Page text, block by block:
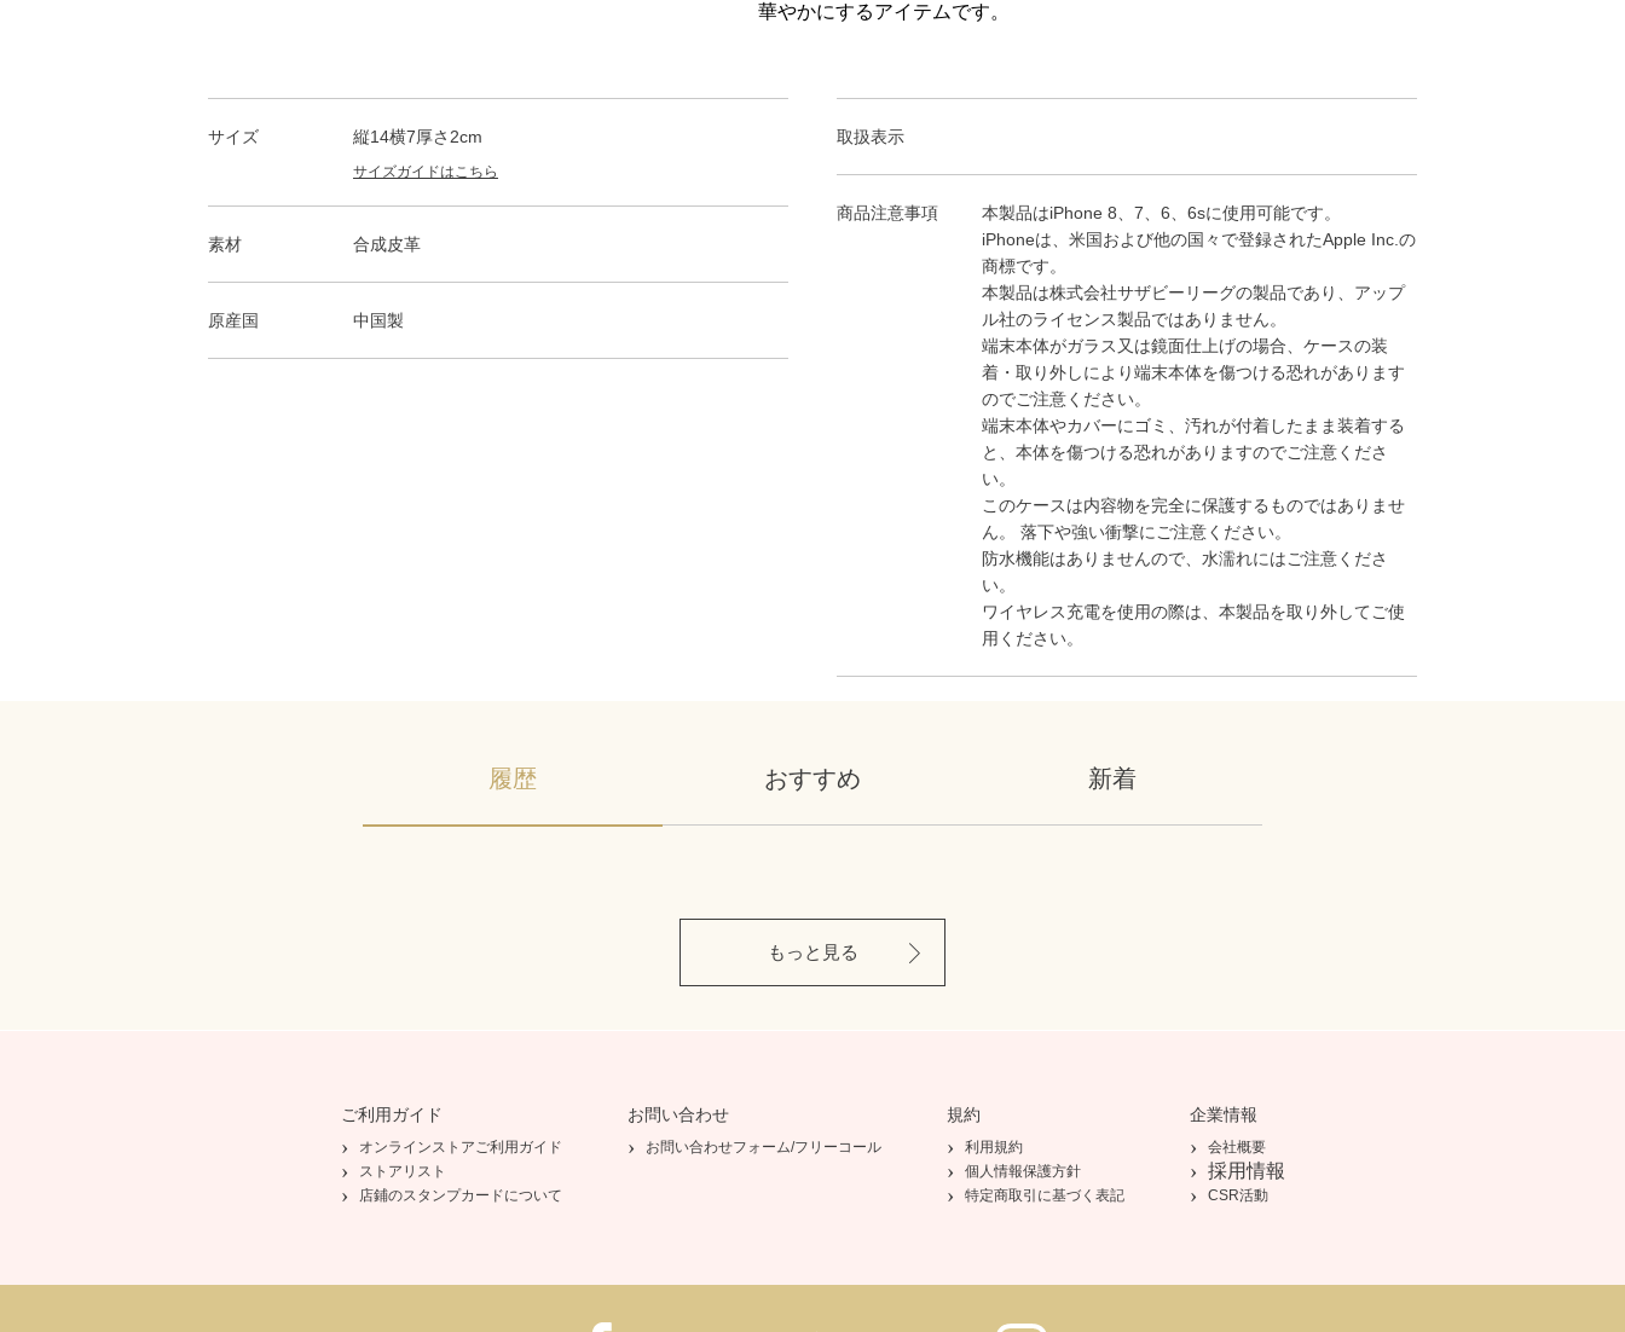
華やかにするアイテムです。
サイズ 縦14横7厚さ2cm
サイズガイドはこちら
素材 合成皮革
原産国 中国製
取扱表示
商品注意事項
本製品はiPhone 8、7、6、6sに使用可能です。
iPhoneは、米国および他の国々で登録されたApple Inc.の
商標です。
本製品は株式会社サザビーリーグの製品であり、アップ
ル社のライセンス製品ではありません。
端末本体がガラス又は鏡面仕上げの場合、ケースの装
着・取り外しにより端末本体を傷つける恐れがあります
のでご注意ください。
端末本体やカバーにゴミ、汚れが付着したまま装着する
と、本体を傷つける恐れがありますのでご注意くださ
い。
このケースは内容物を完全に保護するものではありませ
ん。 落下や強い衝撃にご注意ください。
防水機能はありませんので、水濡れにはご注意くださ
い。
ワイヤレス充電を使用の際は、本製品を取り外してご使
用ください。
履歴 おすすめ 新着
もっと見る
ご利用ガイド
オンラインストアご利用ガイド
ストアリスト
店鋪のスタンプカードについて
お問い合わせ
お問い合わせフォーム/フリーコール
規約
利用規約
個人情報保護方針
特定商取引に基づく表記
企業情報
会社概要
採用情報
CSR活動